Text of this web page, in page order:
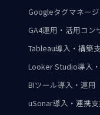
Googleタグマネー
GA4運用・活用コン
Tableau導入・構築
Looker Studio導入
BIツール導入・運用
uSonar導入・連携